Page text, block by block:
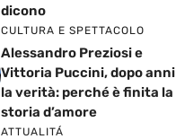
dicono
CULTURA E SPETTACOLO
Alessandro Preziosi e
Vittoria Puccini, dopo anni
la verità: perché è finita la
storia d’amore
ATTUALITÁ